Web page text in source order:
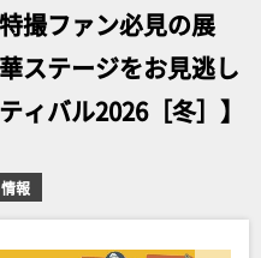
撮ファン必見の展
ステージをお見逃し
ィバル2026［冬］】
報